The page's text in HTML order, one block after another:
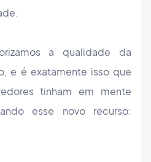
a qualidade da
e é exatamente isso que
tinham em mente
esse novo recurso: